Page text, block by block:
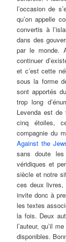
l’occasion de
qu’on appelle
convertis à
dans des
par le monde.
continuer
et c’est cette
sous la forme
sont apportés
trop long
Levenda est
cinq étoiles,
compagnie du
Against the
sans doute
véridiques et
siècle et notre
ces deux livres,
invite donc à
les textes
la fois. Deux
l’auteur, qu’il
disponibles.